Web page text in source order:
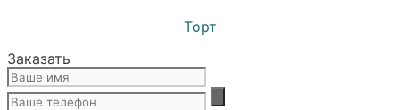
Торт
Заказать